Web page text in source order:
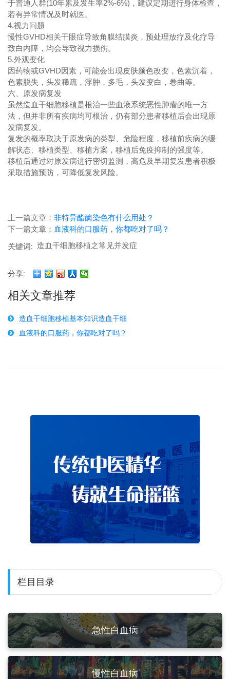
于普通人群(10年累及发生率2%-6%)，建议定期进行身体检查，
若有异常情况及时就医。
4.视力问题
慢性GVHD相关干眼症导致角膜结膜炎，预处理放疗及化疗导
致白内障，均会导致视力损伤。
5.外观变化
因药物或GVHD因素，可能会出现皮肤颜色改变，色素沉着，
色素脱失，头发稀疏，浮肿，多毛，头发变白，卷曲等。
六、原发病复发
虽然造血干细胞移植是根治一些血液系统恶性肿瘤的唯一方
法，但并非所有疾病均可根治，仍有部分患者移植后会出现原
发病复发。
复发的概率取决于原发病的类型、危险程度，移植前疾病的缓
解状态、移植类型、移植方案，移植后免疫抑制的强度等。
移植后通过对原发病进行密切监测，高危及早期复发患者积极
采取措施预防，可降低复发风险。
上一篇文章： 非特异酯酶染色有什么用处？
下一篇文章： 血液科的口服药，你都吃对了吗？
关键词: 造血干细胞移植之常见并发症
分享:
相关文章推荐
造血干细胞移植基本知识造血干细
血液科的口服药，你都吃对了吗？
栏目目录
急性白血病
慢性白血病